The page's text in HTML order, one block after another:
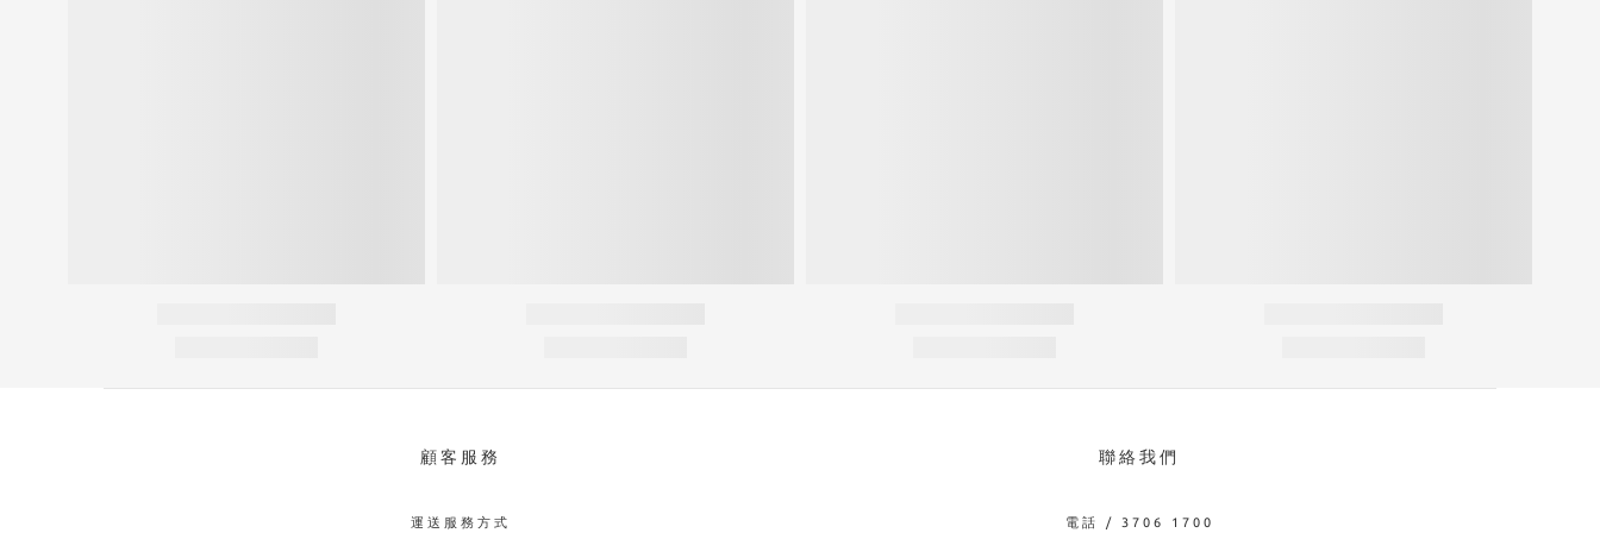
顧客服務
運送服務方式
聯絡我們
電話 / 3706 1700